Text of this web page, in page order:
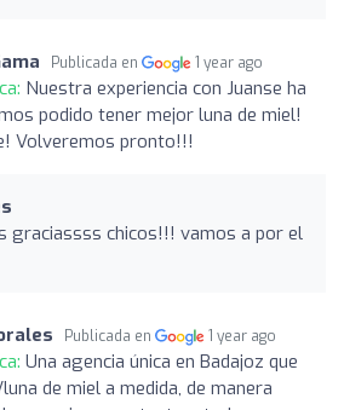
Publicada en 1 year ago
Nuestra experiencia con Juanse ha
podido tener mejor luna de miel!
Volveremos pronto!!!
graciassss chicos!!! vamos a por el
Publicada en 1 year ago
Una agencia única en Badajoz que
de miel a medida, de manera